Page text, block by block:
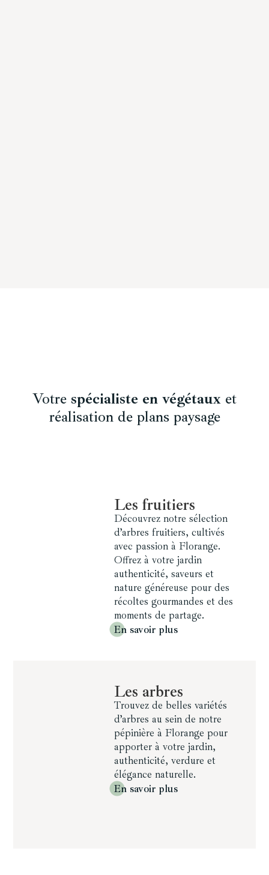
Votre spécialiste en végétaux et
réalisation de plans paysage
Les fruitiers
Découvrez notre sélection
d’arbres fruitiers, cultivés
avec passion à Florange.
Offrez à votre jardin
authenticité, saveurs et
nature généreuse pour des
récoltes gourmandes et des
moments de partage.
En savoir plus
Les arbres
Trouvez de belles variétés
d’arbres au sein de notre
pépinière à Florange pour
apporter à votre jardin,
authenticité, verdure et
élégance naturelle.
En savoir plus